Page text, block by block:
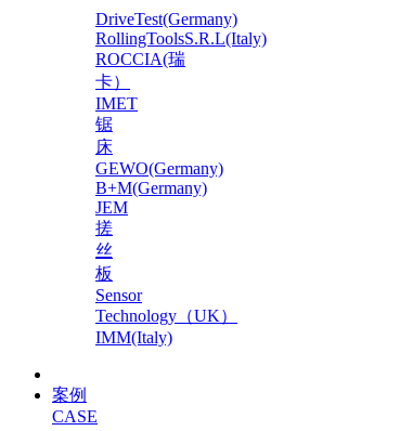
DriveTest(Germany)
RollingToolsS.R.L(Italy)
ROCCIA(瑞
卡）
IMET
锯
床
GEWO(Germany)
B+M(Germany)
JEM
搓
丝
板
Sensor
Technology（UK）
IMM(Italy)
案例
CASE